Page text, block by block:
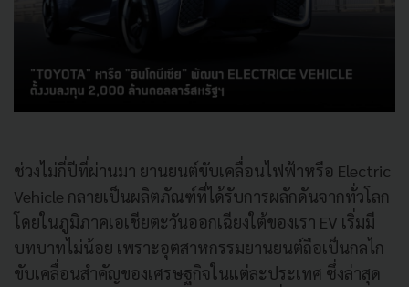
ช่วงไม่กี่ปีที่ผ่านมา ยานยนต์ขับเคลื่อนไฟฟ้าหรือ Electric
Vehicle กลายเป็นผลิตภัณฑ์ที่ได้รับการผลักดันจากทั่วโลก
โดยในภูมิภาคเอเชียตะวันออกเฉียงใต้ของเรา EV เริ่มมี
บทบาทไม่น้อย เพราะอุตสาหกรรมยานยนต์ถือเป็นกลไก
ขับเคลื่อนสำคัญของเศรษฐกิจในแต่ละประเทศ ซึ่งล่าสุด